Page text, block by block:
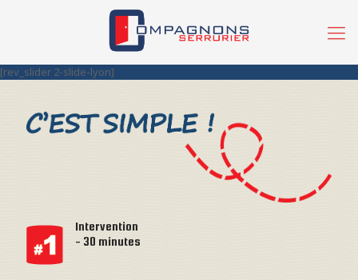
[rev_slider 2-slide-lyon]
Intervention
- 30 minutes